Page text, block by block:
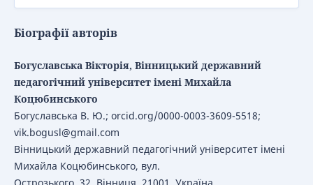
Біографії авторів
Богуславська Вікторія, Вінницький державний
педагогічний університет імені Михайла
Коцюбинського
Богуславська В. Ю.; orcid.org/0000-0003-3609-5518;
vik.bogusl@gmail.com
Вінницький державний педагогічний університет імені
Михайла Коцюбинського, вул.